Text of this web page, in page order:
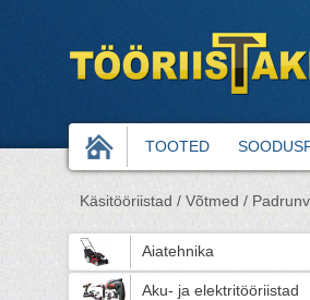
TOOTED
Käsitööriistad / Võtmed /
Aiatehnika
Aku- ja elektritööriistad